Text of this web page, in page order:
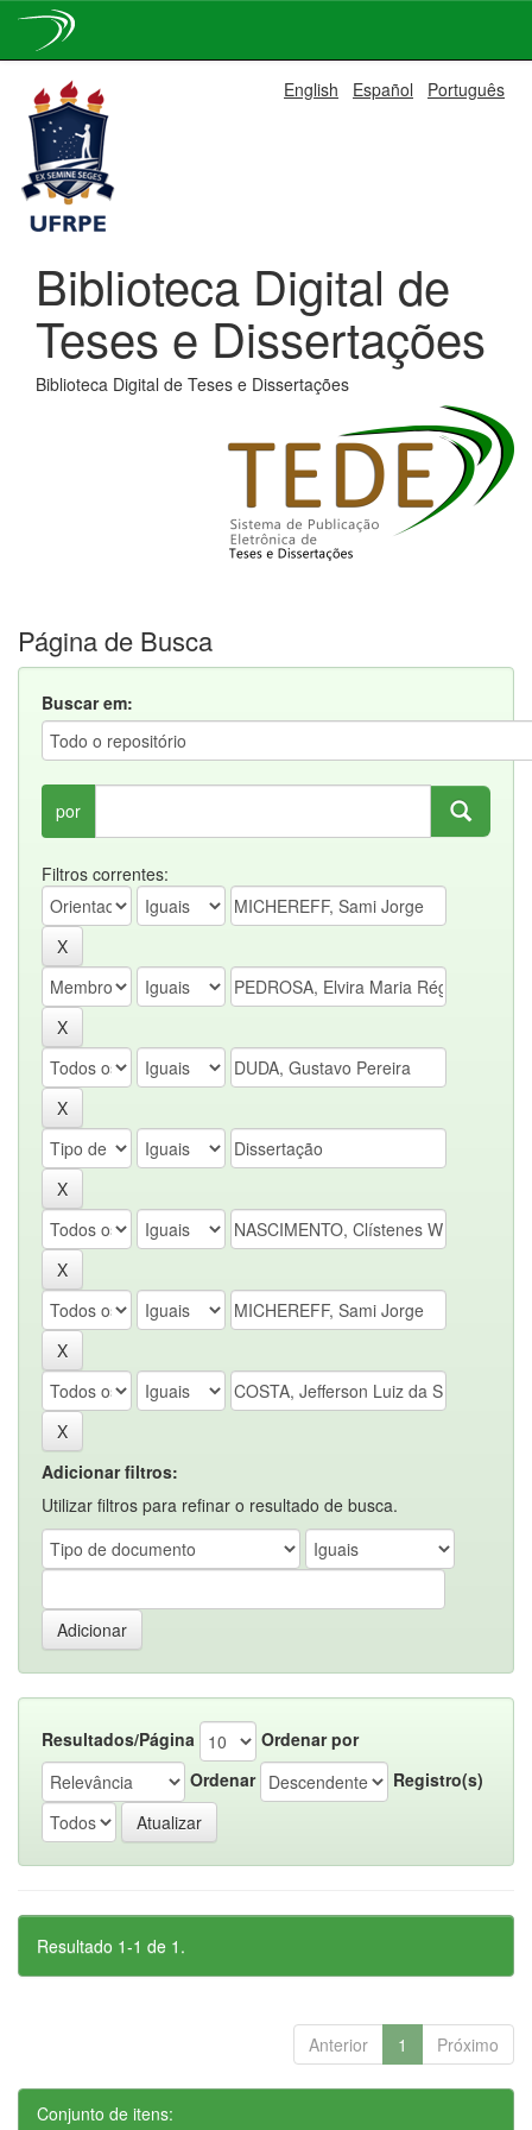
navigation
English Español Português
Biblioteca Digital de
Teses e Dissertações
Biblioteca Digital de Teses e Dissertações
Página de Busca
Buscar em:
por
Filtros correntes:
Adicionar filtros:
Utilizar filtros para refinar o resultado de busca.
Resultados/Página
Ordenar por
Ordenar
Registro(s)
Resultado 1-1 de 1.
Anterior 1 Próximo
Conjunto de itens: